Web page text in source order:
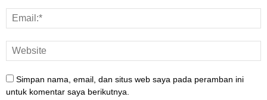
Simpan nama, email, dan situs web saya pada peramban ini
untuk komentar saya berikutnya.